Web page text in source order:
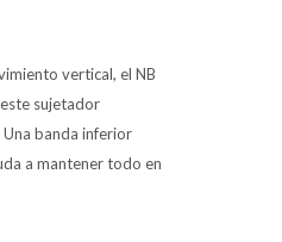
vertical, el NB
sujetador
banda inferior
a mantener todo en